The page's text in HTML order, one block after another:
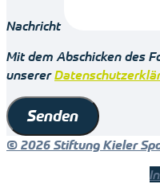
Nachricht
Mit dem Abschicken des
unserer
Senden
© 2026 Stiftung Kieler